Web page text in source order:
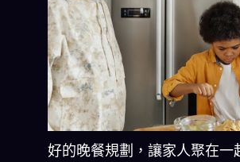
好的晚餐規劃，讓家人聚在